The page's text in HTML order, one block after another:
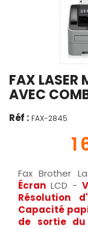
FAX LASER
AVEC
Réf : FAX-2845
1
Fax Brother
Écran LCD -
Résolution
Capacité
de sortie